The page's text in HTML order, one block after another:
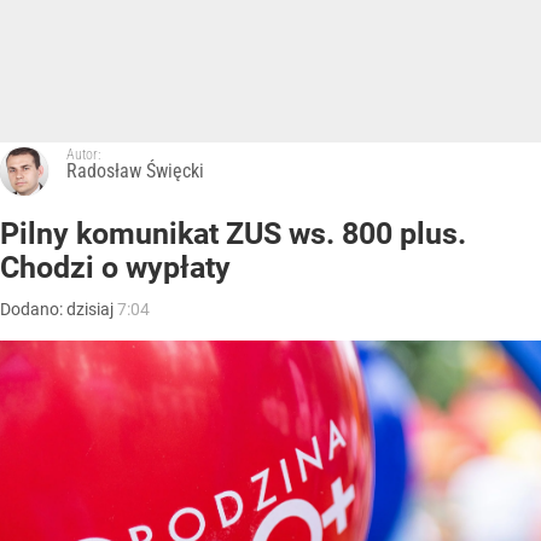
Autor:
Radosław Święcki
Pilny komunikat ZUS ws. 800 plus.
Chodzi o wypłaty
Dodano:dzisiaj7:04